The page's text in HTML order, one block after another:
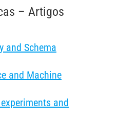
– Artigos
and Schema
and Machine
and